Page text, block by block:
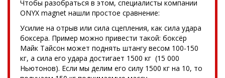
Чтобы разобраться в этом, специалисты компании
ONYX magnet нашли простое сравнение:
Усилие на отрыв или сила сцепления, как сила удара
боксера. Пример можно привести такой: боксёр
Майк Тайсон может поднять штангу весом 100-150
кг, а сила его удара достигает 1500 кг (15 000
Ньютонов). Если мы делим его силу 1500 кг на 10, то